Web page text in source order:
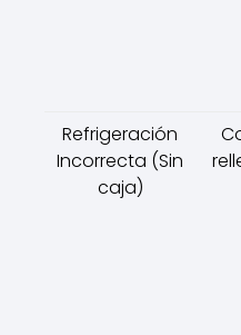
Refrigeración
Incorrecta (Sin
caja)